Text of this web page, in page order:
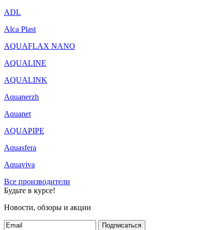
ADL
Alca Plast
AQUAFLAX NANO
AQUALINE
AQUALINK
Aquanerzh
Aquanet
AQUAPIPE
Aquasfera
Aquaviva
Все производители
Будьте в курсе!
Новости, обзоры и акции
Подписаться